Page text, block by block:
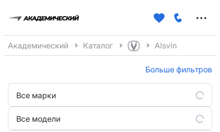
Академический Каталог Alsvin
Больше фильтров
Все марки
Все модели